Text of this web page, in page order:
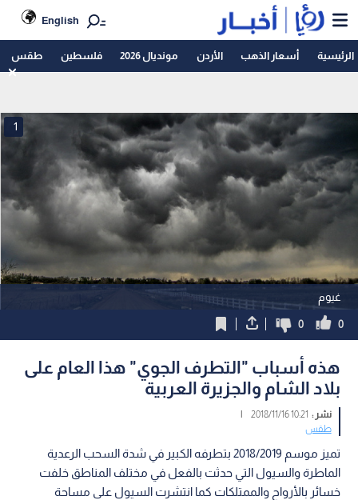
English
الرئيسية أسعار الذهب الأردن مونديال 2026 فلسطين طقس
غيوم
1
0
0
هذه أسباب "التطرف الجوي" هذا العام على
بلاد الشام والجزيرة العربية
نشر : 10:21 2018/11/16
|
طقس
تميز موسم 2018/2019 بتطرفه الكبير في شدة السحب الرعدية
الماطرة والسيول التي حدثت بالفعل في مختلف المناطق خلفت
خسائر بالأرواح والممتلكات كما انتشرت السيول على مساحة